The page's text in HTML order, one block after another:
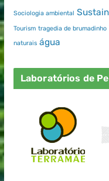
Sociologia ambiental
Tourism tragedia de brumadinho
naturais água
Laboratórios de